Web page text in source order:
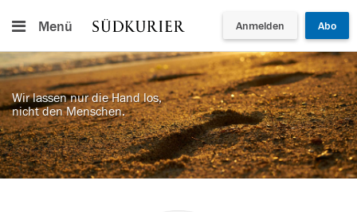
Menü Anmelden Abo
Wir lassen nur die Hand los,
nicht den Menschen.